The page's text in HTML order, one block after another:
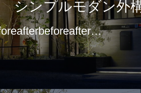
シンプルモダン外